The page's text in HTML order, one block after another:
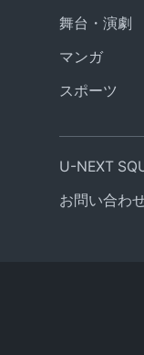
舞台・演劇
マンガ
スポーツ
U-NEXT
お問い合わ